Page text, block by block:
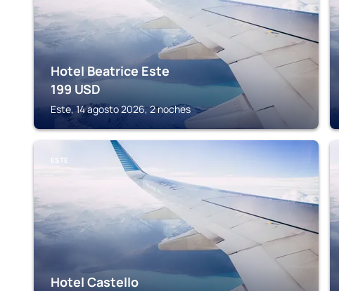
Hotel Beatrice Este
199 USD
Este, 14 agosto 2026, 2 noches
ESTE
Hotel Castello